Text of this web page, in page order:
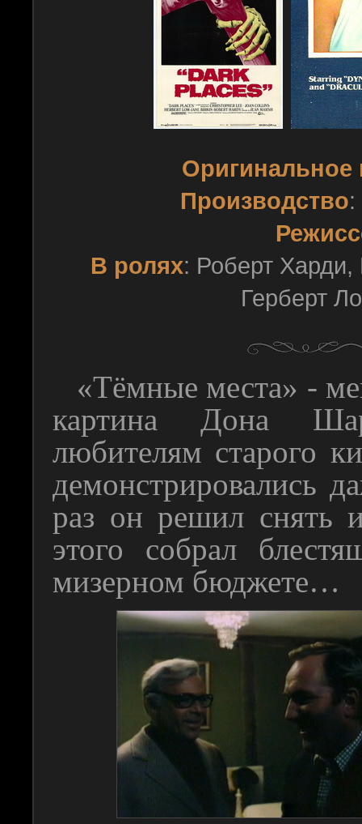
Оригинальное
Производство:
В ролях: Роберт
Герберт
«Тёмные места» -
картина Дона
любителям старого
демонстрировались
раз он решил снять
этого собрал
мизерном бюджете…